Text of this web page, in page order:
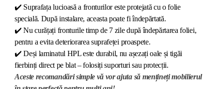
✔️ Suprafața lucioasă a fronturilor este protejată cu o folie
specială. După instalare, aceasta poate fi îndepărtată.
✔️ Nu curățați fronturile timp de 7 zile după îndepărtarea foliei,
pentru a evita deteriorarea suprafeței proaspete.
✔️ Deși laminatul HPL este durabil, nu așezați oale și tigăi
fierbinți direct pe blat – folosiți suporturi sau protecții.
Aceste recomandări simple vă vor ajuta să mențineți mobilierul